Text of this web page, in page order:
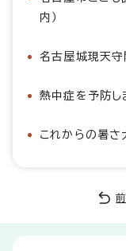
内）
名古屋城現天守
熱中症を予防し
これからの暑さ